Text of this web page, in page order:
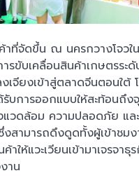
าที่จัดขึ้น ณ นครกวางโจวใ
รขับเคลื่อนสินค้าเกษตรระ
เจียงเข้าสู่ตลาดจีนตอนใต้
บการออกแบบให้สะท้อนถึง
แวดล้อม ความปลอดภัย แ
สามารถดึงดูดทั้งผู้เข้าชม
าให้แวะเวียนเข้ามาเจรจาธุ
าน